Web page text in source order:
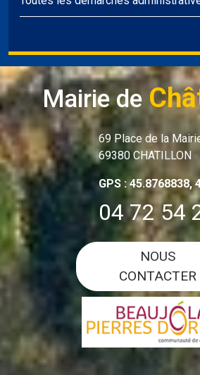
Mairie de
69 Place de la
69380 CHATILLON
GPS : 45.8768838,
04 72 54
NOUS
CONTACTER